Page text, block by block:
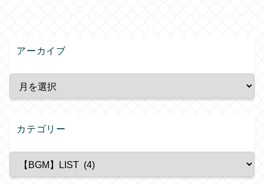
アーカイブ
カテゴリー